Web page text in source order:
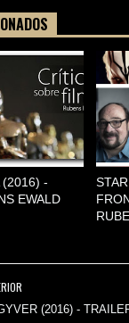
(2016) -
EWALD
(2016) -